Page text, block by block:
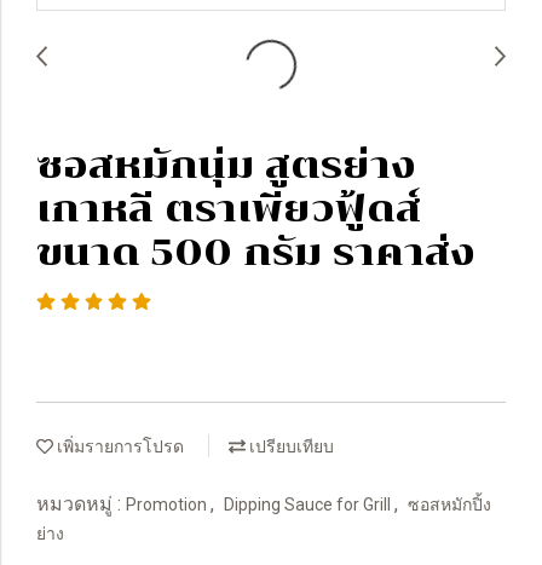
ซอสหมักนุ่ม สูตรย่าง
เกาหลี ตราเพียวฟู้ดส์
ขนาด 500 กรัม ราคาส่ง
เพิ่มรายการโปรด เปรียบเทียบ
หมวดหมู่ : Promotion , Dipping Sauce for Grill , ซอสหมักปิ้ง
ย่าง